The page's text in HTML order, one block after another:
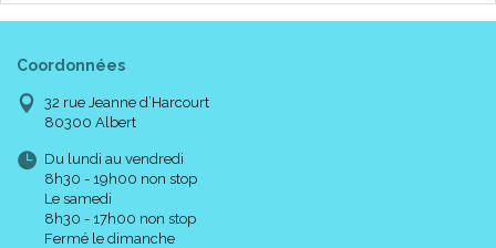
Coordonnées
32 rue Jeanne d’Harcourt
80300 Albert
Du lundi au vendredi
8h30 - 19h00 non stop
Le samedi
8h30 - 17h00 non stop
Fermé le dimanche